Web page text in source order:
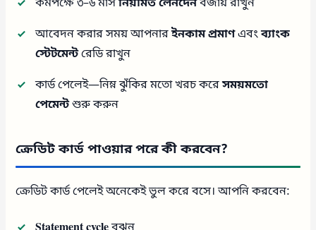
কমপক্ষে ৩–৬ মাসনিয়মিত লেনদেনবজায় রাখুন
আবেদন করার সময় আপনারইনকাম প্রমাণএবংব্যাংক
স্টেটমেন্টরেডি রাখুন
কার্ড পেলেই—নিম্ন ঝুঁকির মতো খরচ করেসময়মতো
পেমেন্টশুরু করুন
ক্রেডিট কার্ড পাওয়ার পরে কী করবেন?
ক্রেডিট কার্ড পেলেই অনেকেই ভুল করে বসে। আপনি করবেন: